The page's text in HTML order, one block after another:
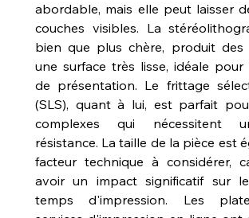
abordable, mais elle peut laisser
couches visibles. La
bien que plus chère, produit des
une surface très lisse, idéale pour
de présentation. Le frittage
(SLS), quant à lui, est parfait
complexes qui nécessitent
résistance. La taille de la pièce est
facteur technique à considérer,
avoir un impact significatif sur
temps d'impression. Les